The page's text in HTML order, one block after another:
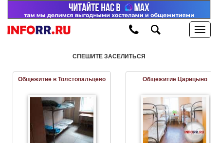
СПЕШИТЕ ЗАСЕЛИТЬСЯ
Общежитие в Толстопальцево Общежитие Царицыно